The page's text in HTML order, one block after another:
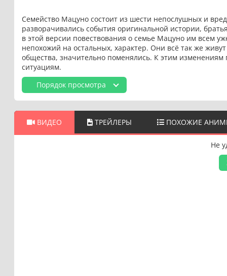
Семейство Мацуно состоит из шести непослушных и
разворачивались события оригинальной истории,
в этой версии повествования о семье Мацуно им всем
непохожий на остальных, характер. Они всё так же
общества, значительно поменялись. К этим
ситуациям.
Порядок просмотра
ВИДЕО ТРЕЙЛЕРЫ ПОХОЖИЕ
Не